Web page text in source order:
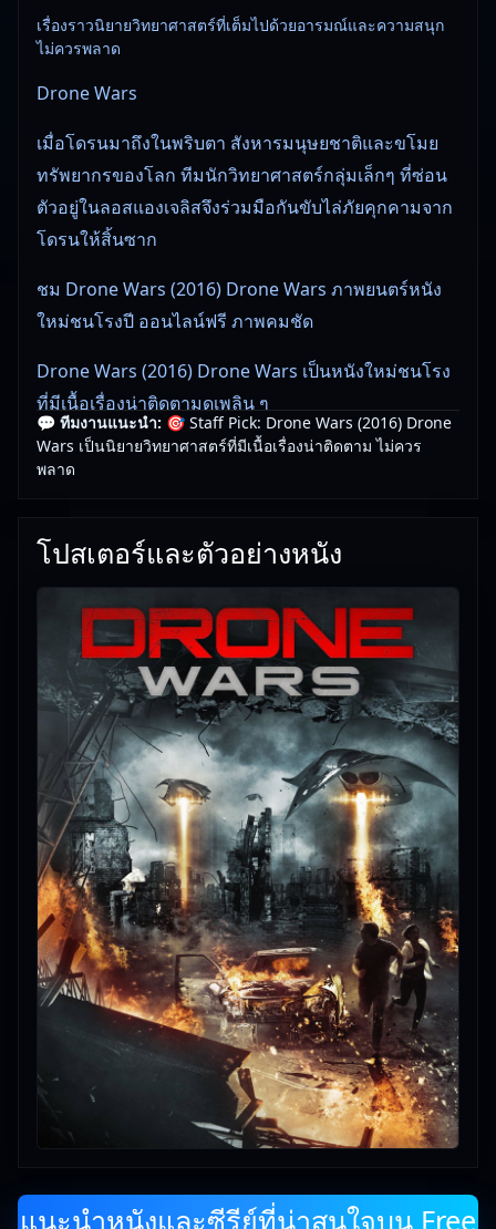
เรื่องราวนิยายวิทยาศาสตร์ที่เต็มไปด้วยอารมณ์และความสนุก
ไม่ควรพลาด
Drone Wars
เมื่อโดรนมาถึงในพริบตา สังหารมนุษยชาติและขโมย
ทรัพยากรของโลก ทีมนักวิทยาศาสตร์กลุ่มเล็กๆ ที่ซ่อน
ตัวอยู่ในลอสแองเจลิสจึงร่วมมือกันขับไล่ภัยคุกคามจาก
โดรนให้สิ้นซาก
ชม Drone Wars (2016) Drone Wars ภาพยนตร์หนัง
ใหม่ชนโรงปี ออนไลน์ฟรี ภาพคมชัด
Drone Wars (2016) Drone Wars เป็นหนังใหม่ชนโรง
ที่มีเนื้อเรื่องน่าติดตามดูเพลิน ๆ
👀 ทีมงานแนะนำ: Drone Wars (2016) Drone Wars ดู
🎥 อัปเดตโดยทีมงาน Free Movie 24
— ตรวจสอบล่าสุด:
18/06/2026 | เกี่ยวกับเรา
💬 ทีมงานแนะนำ: 🎯 Staff Pick: Drone Wars (2016) Drone
Wars เป็นนิยายวิทยาศาสตร์ที่มีเนื้อเรื่องน่าติดตาม ไม่ควร
พลาด
โปสเตอร์และตัวอย่างหนัง
แนะนำหนังและซีรีย์ที่น่าสนใจบน Free